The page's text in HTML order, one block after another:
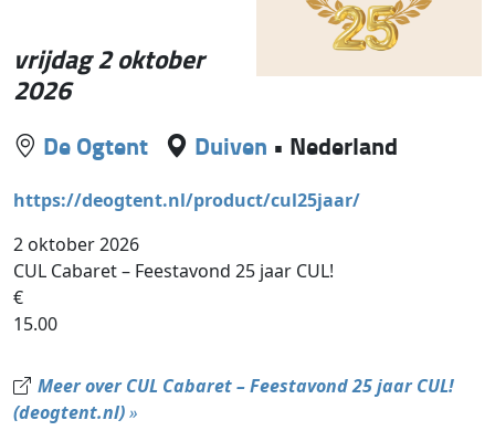
vrijdag 2 oktober
2026
De Ogtent Duiven • Nederland
https://deogtent.nl/product/cul25jaar/
2 oktober 2026
CUL Cabaret – Feestavond 25 jaar CUL!
€
15.00
Meer over CUL Cabaret – Feestavond 25 jaar CUL!
(deogtent.nl)»